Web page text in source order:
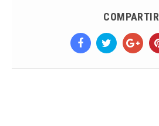
COMPARTIR